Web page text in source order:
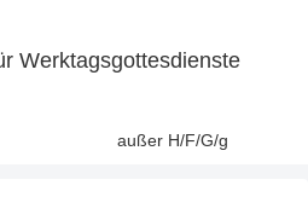
Werktagsgottesdienste
außer H/F/G/g